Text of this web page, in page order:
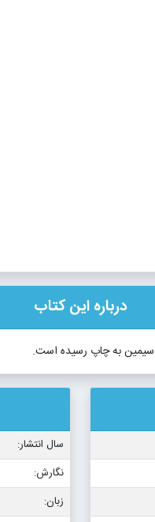
درباره این کتاب
سیمین به چاپ رسیده است.
سال انتشار:
نگارش:
زبان: